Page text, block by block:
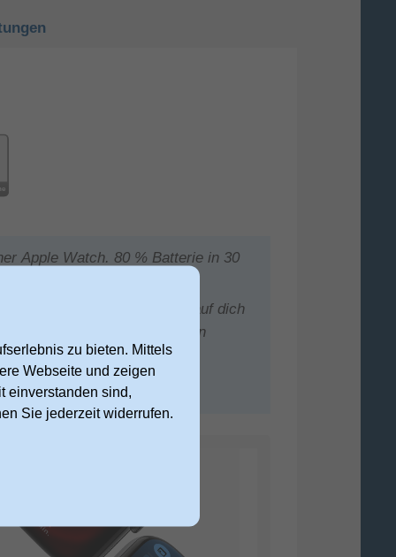
Apple Watch. 80 % Batterie in 30
Fitnesspraxis noch besser auf dich
Beispiel die Aktivitäts­ringe an
zu bieten. Mittels
Webseite und zeigen
einverstanden sind,
Sie jederzeit widerrufen.